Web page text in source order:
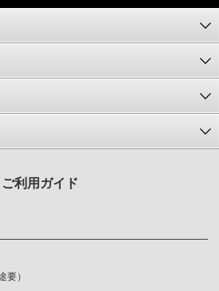
ご利用ガイド
要）